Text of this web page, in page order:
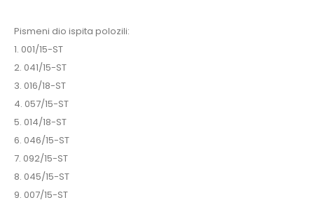
Pismeni dio ispita polozili:
1. 001/15-ST
2. 041/15-ST
3. 016/18-ST
4. 057/15-ST
5. 014/18-ST
6. 046/15-ST
7. 092/15-ST
8. 045/15-ST
9. 007/15-ST